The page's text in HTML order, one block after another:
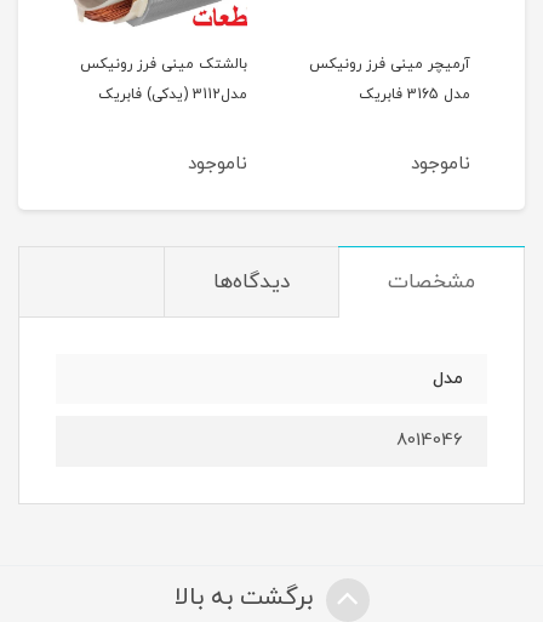
آرمیچر مینی فرز رونیکس
مدل 3165 فابریک
ناموجود
بالشتک مینی فرز رونیکس
مدل3112 (یدکی) فابریک
ناموجود
مشخصات دیدگاه‌ها
مدل
8014046
برگشت به بالا